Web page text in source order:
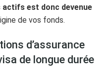
est donc devenue
de vos fonds.
d’assurance
de longue durée